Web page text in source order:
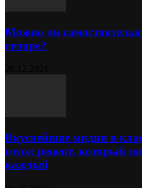
Можно ли
гитаре?
Вкуснейшие мидии в
соусе: рецепт, который
каждый